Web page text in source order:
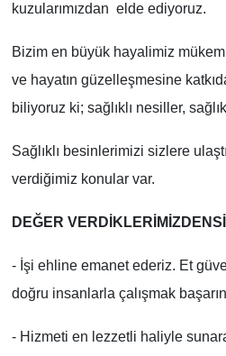
kuzularımızdan elde ediyoruz.
Bizim en büyük hayalimiz
ve hayatın güzelleşmesine
biliyoruz ki; sağlıklı nesiller,
Sağlıklı besinlerimizi sizlere
verdiğimiz konular var.
DEĞER
- İşi ehline emanet ederiz. Et
doğru insanlarla çalışmak
- Hizmeti en lezzetli haliyle